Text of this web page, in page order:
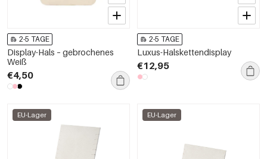
2-5 TAGE
Display-Hals – gebrochenes
Weiß
€4,50
2-5 TAGE
Luxus-Halskettendisplay
€12,95
EU-Lager EU-Lager